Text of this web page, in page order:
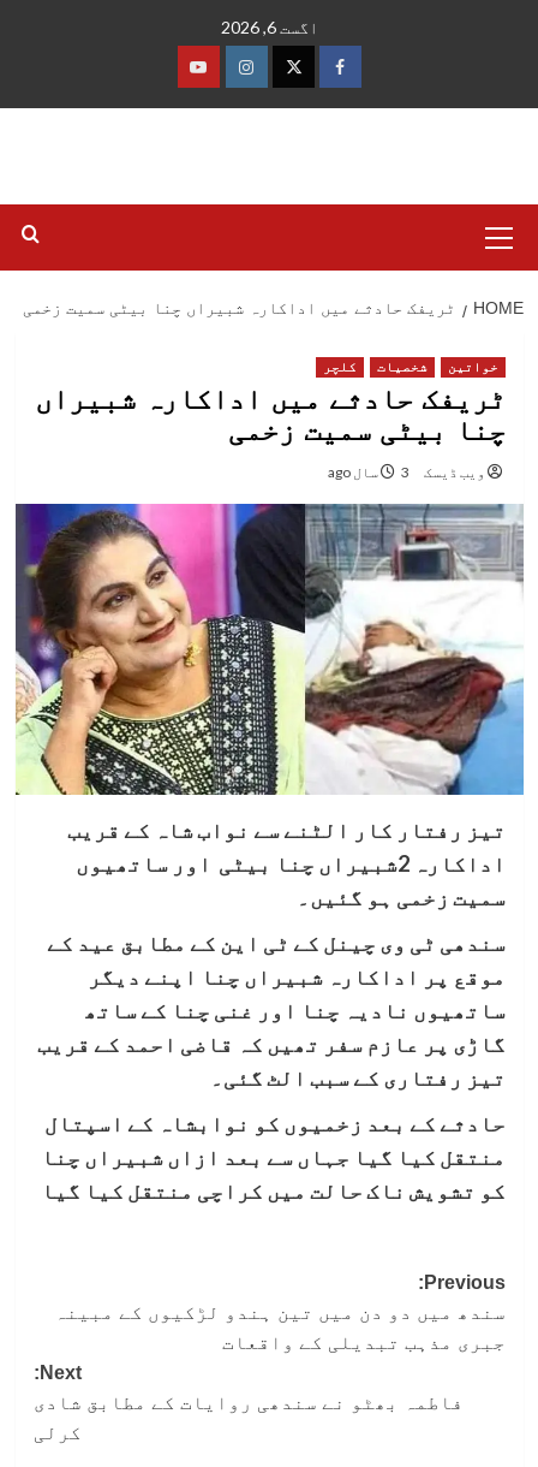
اگست 6, 2026
فیس
ٹوئٹرانسٹاگرام
یوٹیوب
Menu
HOME ٹریفک حادثے میں اداکارہ شبیراں چنا بیٹی سمیت زخمی
خواتین شخصیات کلچر
ٹریفک حادثے میں اداکارہ شبیراں
چنا بیٹی سمیت زخمی
ویب ڈیسک 3 سال ago
تیز رفتار کار الٹنے سے نواب شاہ کے قریب
اداکارہ 2شبیراں چنا بیٹی اور ساتھیوں
سمیت زخمی ہو گئیں۔
سندھی ٹی وی چینل کے ٹی این کے مطابق عید کے
موقع پر اداکارہ شبیراں چنا اپنے دیگر
ساتھیوں نادیہ چنا اور غنی چنا کے ساتھ
گاڑی پر عازم سفر تھیں کہ قاضی احمد کے قریب
تیز رفتاری کے سبب الٹ گئی۔
حادثے کے بعد زخمیوں کو نوابشاہ کے اسپتال
منتقل کیا گیا جہاں سے بعد ازاں شبیراں چنا
کو تشویش ناک حالت میں کراچی منتقل کیا گیا
Post
navigation
Previous:
سندھ میں دو دن میں تین ہندو لڑکیوں کے مبینہ
جبری مذہب تبدیلی کے واقعات
Next:
فاطمہ بھٹو نے سندھی روایات کے مطابق شادی
کرلی